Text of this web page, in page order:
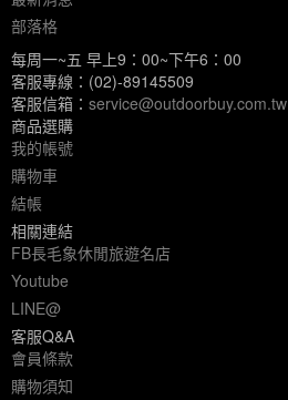
部落格
每周一~五 早上9：00~下午6：00
客服專線：(02)-89145509
客服信箱： service@outdoorbuy.com.tw
商品選購
我的帳號
購物車
結帳
相關連結
FB長毛象休閒旅遊名店
Youtube
LINE@
客服Q&A
會員條款
購物須知